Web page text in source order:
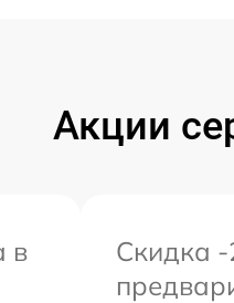
Акции
в
Скидка